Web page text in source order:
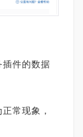
件的数据
常现象，